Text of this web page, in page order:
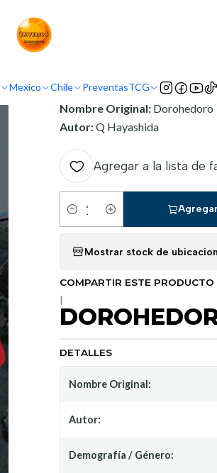
Mexico Chile PreventasTCG
Nombre Original: Dorohedoro
Autor:Q Hayashida
Agregar a la lista de
Cantidad
Mostrar stock de
COMPARTIR ESTE PRODUCTO
DETALLES
Nombre Original:
Autor:
Demografía / Género: